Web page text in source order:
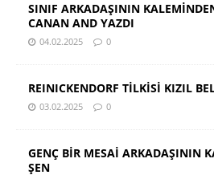
SINIF ARKADAŞININ
CANAN AND YAZDI
04.02.2025 0
REINICKENDORF TİLKİSİ KIZIL
03.02.2025 0
GENÇ BİR MESAİ ARKADAŞININ
ŞEN